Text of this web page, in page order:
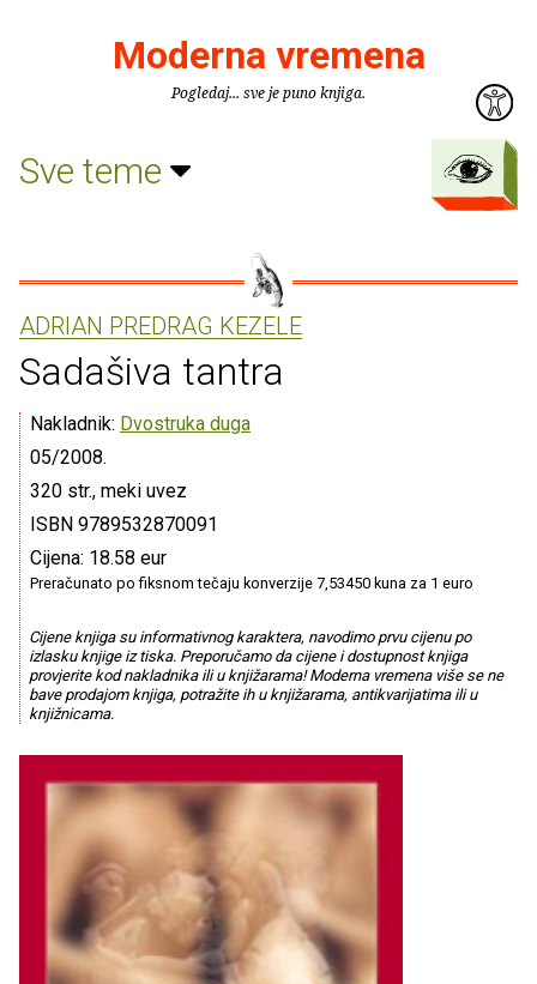
Moderna vremena
Pogledaj... sve je puno knjiga.
Sve teme
ADRIAN PREDRAG KEZELE
Sadašiva tantra
Nakladnik: Dvostruka duga
05/2008.
320 str., meki uvez
ISBN 9789532870091
Cijena: 18.58 eur
Preračunato po fiksnom tečaju konverzije 7,53450 kuna za 1 euro
Cijene knjiga su informativnog karaktera, navodimo prvu cijenu po
izlasku knjige iz tiska. Preporučamo da cijene i dostupnost knjiga
provjerite kod nakladnika ili u knjižarama! Moderna vremena više se ne
bave prodajom knjiga, potražite ih u knjižarama, antikvarijatima ili u
knjižnicama.